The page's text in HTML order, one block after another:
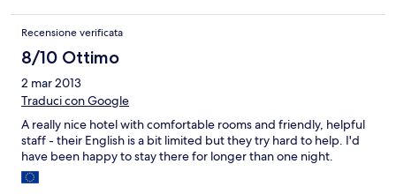
Recensione verificata
8/10 Ottimo
2 mar 2013
Traduci con Google
A really nice hotel with comfortable rooms and friendly, helpful
staff - their English is a bit limited but they try hard to help. I'd
have been happy to stay there for longer than one night.